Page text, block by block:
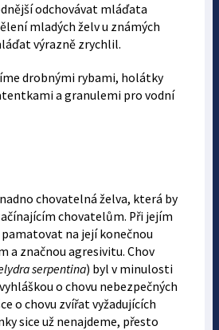
odchovávat mláďata
mladých želv u známých
výrazně zrychlil.
drobnými rybami, holátky
a granulemi pro vodní
chovatelná želva, která by
chovatelům. Při jejím
na její konečnou
a značnou agresivitu. Chov
serpentina) byl v minulosti
o chovu nebezpečných
o chovu zvířat vyžadujících
sice už nenajdeme, přesto